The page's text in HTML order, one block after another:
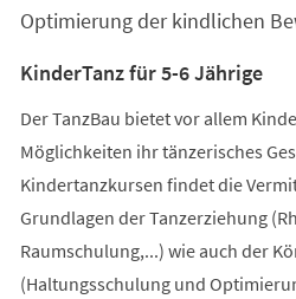
Optimierung der kindlichen
KinderTanz für 5-6 Jährige
Der TanzBau bietet vor allem
Möglichkeiten ihr tänzerisches
Kindertanzkursen findet die
Grundlagen der Tanzerziehung
Raumschulung,...) wie auch der
(Haltungsschulung und